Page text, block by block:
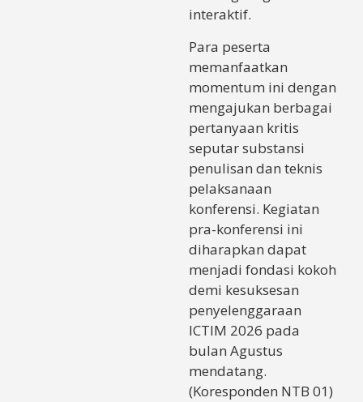
interaktif.
Para peserta
memanfaatkan
momentum ini dengan
mengajukan berbagai
pertanyaan kritis
seputar substansi
penulisan dan teknis
pelaksanaan
konferensi. Kegiatan
pra-konferensi ini
diharapkan dapat
menjadi fondasi kokoh
demi kesuksesan
penyelenggaraan
ICTIM 2026 pada
bulan Agustus
mendatang.
(Koresponden NTB 01)